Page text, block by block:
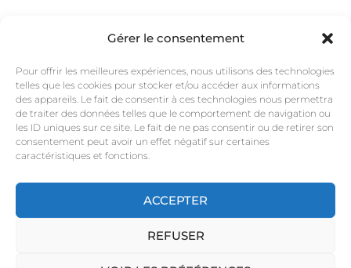
Gérer le consentement
Pour offrir les meilleures expériences, nous utilisons des technologies
telles que les cookies pour stocker et/ou accéder aux informations
des appareils. Le fait de consentir à ces technologies nous permettra
de traiter des données telles que le comportement de navigation ou
les ID uniques sur ce site. Le fait de ne pas consentir ou de retirer son
consentement peut avoir un effet négatif sur certaines
caractéristiques et fonctions.
ACCEPTER
REFUSER